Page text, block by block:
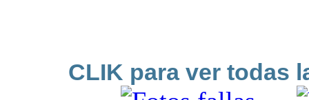
CLIK para ver todas